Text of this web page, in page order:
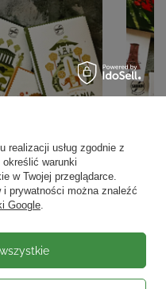
realizacji usług zgodnie z
warunki
w Twojej przeglądarce.
prywatności można znaleźć
Google.